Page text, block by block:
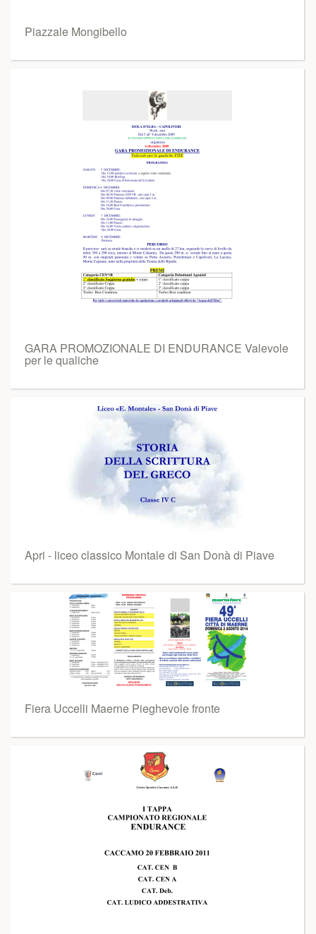
Piazzale Mongibello
GARA PROMOZIONALE DI ENDURANCE Valevole
per le qualiche
Apri - liceo classico Montale di San Donà di Piave
Fiera Uccelli Maerne Pieghevole fronte